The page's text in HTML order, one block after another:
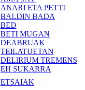
ANARI ETA PETTI
BALDIN BADA
BED
BETI MUGAN
DEABRUAK
TEILATUETAN
DELIRIUM TREMENS
EH SUKARRA
ETSAIAK